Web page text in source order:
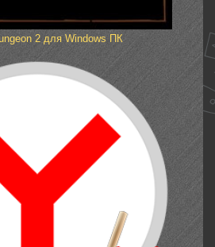
2 для Windows ПК